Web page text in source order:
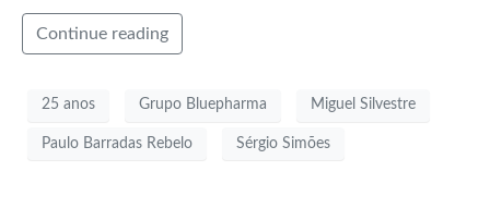
Continue reading
25 anos Grupo Bluepharma Miguel Silvestre
Paulo Barradas Rebelo Sérgio Simões